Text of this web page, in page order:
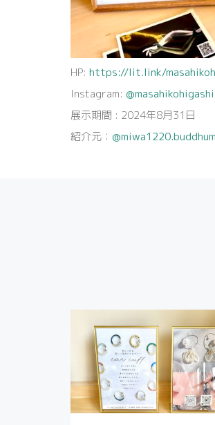
HP: https://lit.link/
Instagram: @masahikohigashi
展示期間 : 2024年8月31日
紹介元：